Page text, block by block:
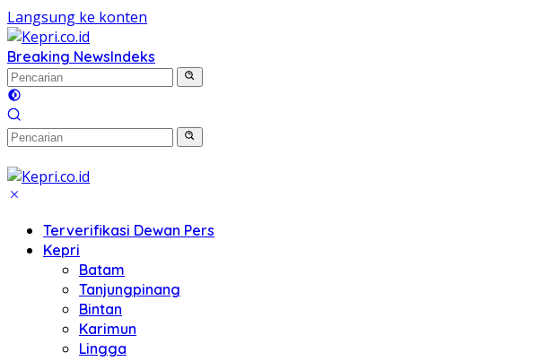
Langsung ke konten
Breaking NewsIndeks
Terverifikasi Dewan Pers
Kepri
Batam
Tanjungpinang
Bintan
Karimun
Lingga